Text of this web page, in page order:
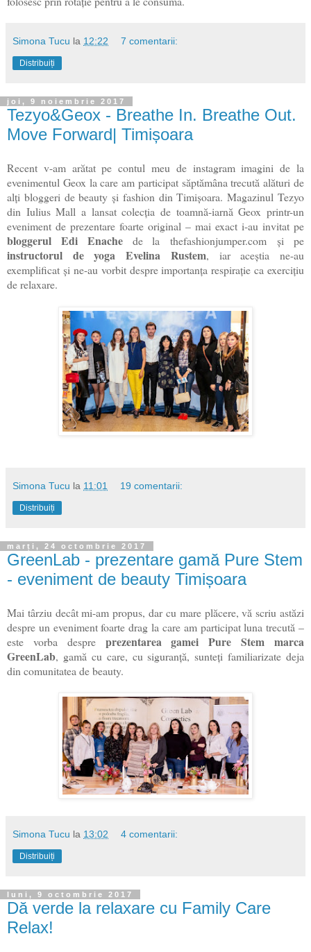
Simona Tucu la 12:22 7 comentarii:
Distribuiți
joi, 9 noiembrie 2017
Tezyo&Geox - Breathe In. Breathe Out.
Move Forward| Timișoara
Recent v-am arătat pe contul meu de instagram imagini de la
evenimentul Geox la care am participat săptămâna trecută alături de
alți bloggeri de beauty și fashion din Timișoara. Magazinul Tezyo
din Iulius Mall a lansat colecția de toamnă-iarnă Geox printr-un
eveniment de prezentare foarte original – mai exact i-au invitat pe
bloggerul Edi Enachede lathefashionjumper.com și pe
instructorul de yoga Evelina Rustem, iar aceștia ne-au
exemplificat și ne-au vorbit despre importanța respirație ca exercițiu
de relaxare.
Simona Tucu la 11:01 19 comentarii:
Distribuiți
marți, 24 octombrie 2017
GreenLab - prezentare gamă Pure Stem
- eveniment de beauty Timișoara
Mai târziu decât mi-am propus, dar cu mare plăcere, vă scriu astăzi
despre un eveniment foarte drag la care am participat luna trecută –
este vorba despre prezentarea gamei Pure Stem marca
GreenLab, gamă cu care, cu siguranță, sunteți familiarizate deja
din comunitatea de beauty.
Simona Tucu la 13:02 4 comentarii:
Distribuiți
luni, 9 octombrie 2017
Dă verde la relaxare cu Family Care
Relax!